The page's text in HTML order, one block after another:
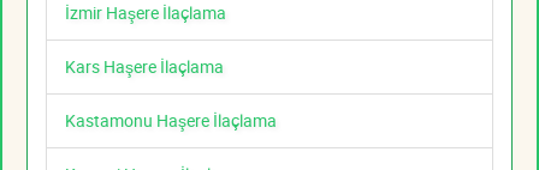
İzmir Haşere İlaçlama
Kars Haşere İlaçlama
Kastamonu Haşere İlaçlama